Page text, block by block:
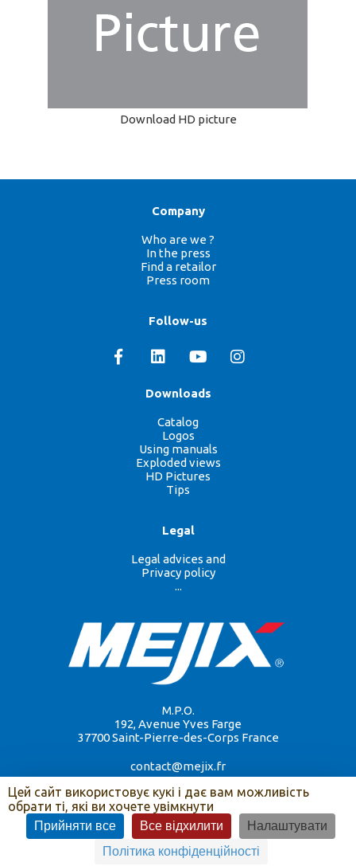
Download HD picture
Company
Who are we ?
In the press
Find a retailor
Press room
Follow-us
M.P.O.
192, Avenue Yves Farge
37700 Saint-Pierre-des-Corps France
contact@mejix.fr
Downloads
Catalog
Logos
Using manuals
Exploded views
HD Pictures
Tips
Legal
Legal advices and
Privacy policy
...
Copyright Mejix © 2026 - Développement parImagidée. Tous droits réservés.
Цей сайт використовує кукі і дає вам можливість
обрати ті, які ви хочете увімкнути
Прийняти все Все відхилити
Налаштувати
Політика конфіденційності